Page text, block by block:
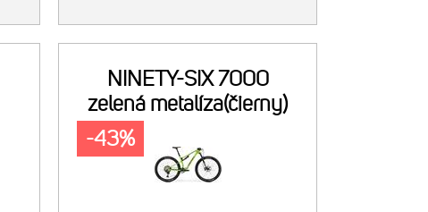
NINETY-SIX 7000
zelená metalíza(čierny)
-43%